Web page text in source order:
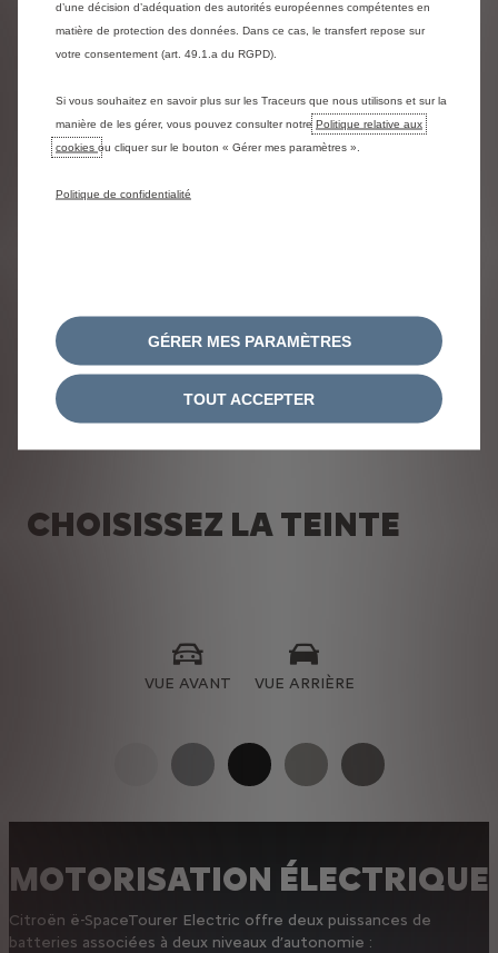
CLIENTS EN
VIDÉO
RÉSEAUX
SOCIAUX
clients en vidéo
les réseaux
sociaux
CHOISISSEZ LA TEINTE
VUE AVANT VUE ARRIÈRE
MOTORISATION ÉLECTRIQUE
Citroën ë-SpaceTourer Electric offre deux puissances de
batteries associées à deux niveaux d’autonomie :
d’une décision d’adéquation des autorités européennes compétentes en
matière de protection des données. Dans ce cas, le transfert repose sur
votre consentement (art. 49.1.a du RGPD).
Si vous souhaitez en savoir plus sur les Traceurs que nous utilisons et sur la
manière de les gérer, vous pouvez consulter notre Politique relative aux
cookies ou cliquer sur le bouton « Gérer mes paramètres ».
Politique de confidentialité
GÉRER MES PARAMÈTRES
TOUT ACCEPTER